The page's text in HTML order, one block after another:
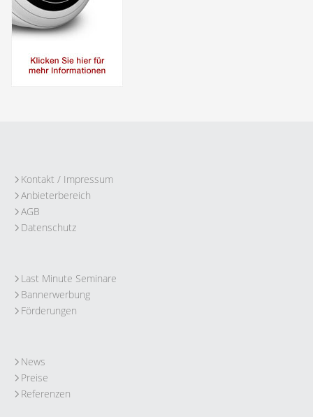
Kontakt / Impressum
Anbieterbereich
AGB
Datenschutz
Last Minute Seminare
Bannerwerbung
Förderungen
News
Preise
Referenzen